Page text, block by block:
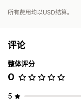
所有费用均以USD结算。
评论
整体评分
0
5